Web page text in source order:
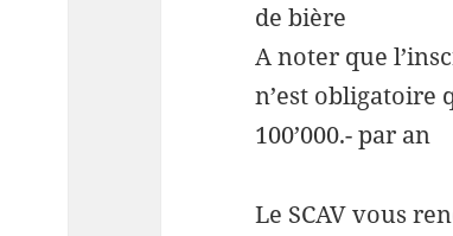
de bière
A noter que
n’est obligatoire
100’000.- par an
Le SCAV vous